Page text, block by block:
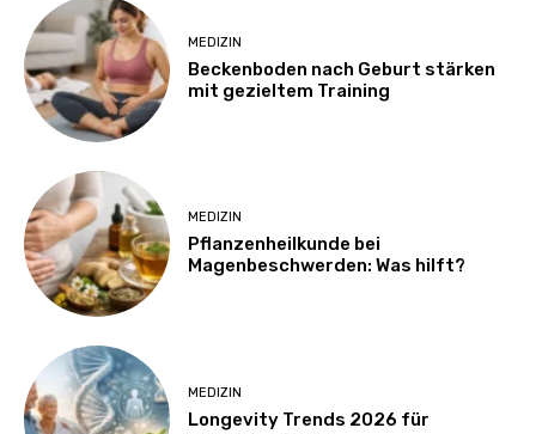
MEDIZIN
Beckenboden nach Geburt stärken
mit gezieltem Training
MEDIZIN
Pflanzenheilkunde bei
Magenbeschwerden: Was hilft?
MEDIZIN
Longevity Trends 2026 für